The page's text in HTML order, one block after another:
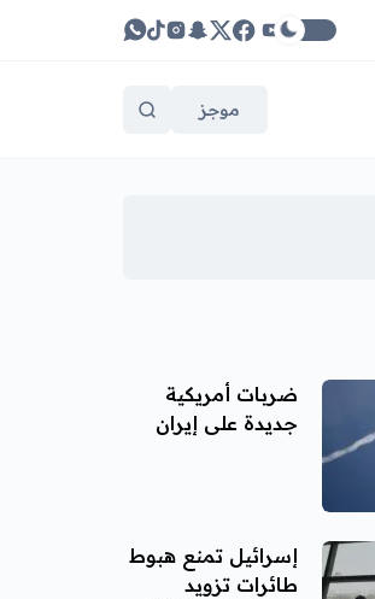
موجز
ضربات أمريكية
جديدة على إيران
إسرائيل تمنع هبوط
طائرات تزويد